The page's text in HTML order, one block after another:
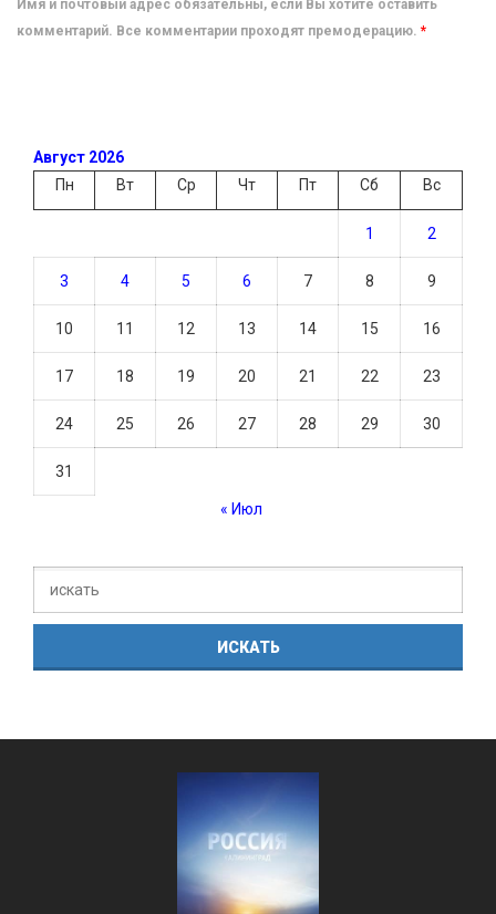
Имя и почтовый адрес обязательны, если Вы хотите оставить
комментарий. Все комментарии проходят премодерацию. *
Август 2026
Пн
Вт Ср Чт Пт Сб Вс
1 2
3 4 5 6 7 8 9
10 11 12 13 14 15 16
17 18 19 20 21 22 23
24 25 26 27 28 29 30
31
« Июл